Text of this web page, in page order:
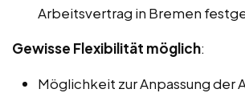
Arbeitsvertrag in Bremen
Gewisse Flexibilität möglich:
Möglichkeit zur Anpassung der